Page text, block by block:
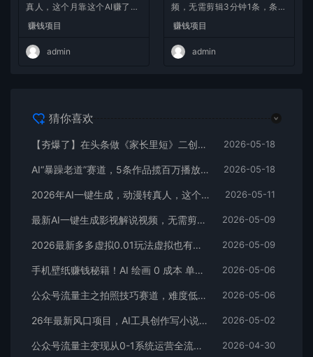
真人，这个月靠这个AI赚了2
W+
赚钱项目
admin
频，无需剪辑3分钟1条，条条
爆款，多平台变现日入2000
+
赚钱项目
admin
猜你喜欢
【夯爆了】在头条做《家长里短》二创小故事，这个月收益2w+ 2026-05-18
AI“暴躁老道”赛道，5条作品揽百万播放！（附变现全攻略） 2026-05-18
2026年AI一键生成，动漫转真人，这个月靠这个AI赚了2W+ 2026-05-11
最新AI一键生成影视解说视频，无需剪辑3分钟1条，条条爆款，多平台变现日入2000+ 2026-05-09
2026最新多多虚拟0.01玩法虚拟也有新门路轻松日入2500! 2026-05-09
手机壁纸赚钱秘籍！AI 绘画 0 成本 单店狂销 3.8 万单 2026-05-06
公众号流量主之拍照技巧赛道，难度低+流量大，起号第一篇就爆了10w阅读！ 2026-05-06
26年最新风口项目，AI工具创作写小说，轻松实现日入1000+ 2026-05-02
公众号流量主变现从0-1系统运营全流程讲解！ 2026-04-30